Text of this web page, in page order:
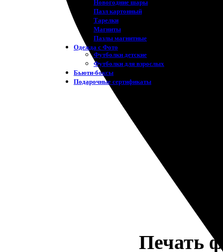
Новогодние шары
Пазл картонный
Тарелки
Магниты
Пазлы магнитные
Одежда с Фото
Футболки детские
Футболки для взрослых
Бьюти-боксы
Подарочные сертификаты
Печать